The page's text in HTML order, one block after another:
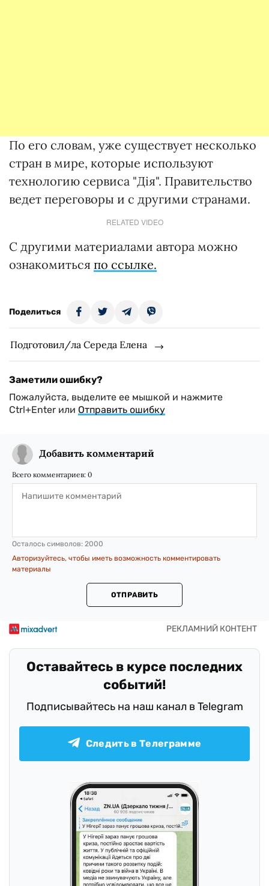
По его словам, уже существует несколько
стран в мире, которые используют
технологию сервиса "Дія". Правительство
ведет переговоры и с другими странами.
RELATED VIDEO
С другими материалами автора можно
ознакомиться по ссылке.
Поделиться
Подготовил/ла Середа Елена
Заметили ошибку?
Пожалуйста, выделите ее мышкой и нажмите
Ctrl+Enter или Отправить ошибку
Добавить комментарий
Всего комментариев: 0
Осталось символов: 2000
Авторизуйтесь, чтобы иметь возможность комментировать
материалы
ОТПРАВИТЬ
Оставайтесь в курсе последних
событий!
Подписывайтесь на наш канал в Telegram
Следить в Телеграмме